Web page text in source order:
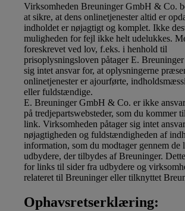
Virksomheden Breuninger GmbH & Co.
at sikre, at dens onlinetjenester altid er
indholdet er nøjagtigt og komplet. Ikke
muligheden for fejl ikke helt udelukkes.
foreskrevet ved lov, f.eks. i henhold til
prisoplysningsloven påtager E.
sig intet ansvar for, at oplysningerne
onlinetjenester er ajourførte,
eller fuldstændige.
E. Breuninger GmbH & Co. er ikke
på tredjepartswebsteder, som du kommer
link. Virksomheden påtager sig intet
nøjagtigheden og fuldstændigheden af
information, som du modtager gennem de
udbydere, der tilbydes af Breuninger.
for links til sider fra udbydere og
relateret til Breuninger eller tilknyttet
Ophavsretserklæring: